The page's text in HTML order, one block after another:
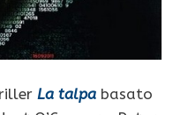
La talpa basato